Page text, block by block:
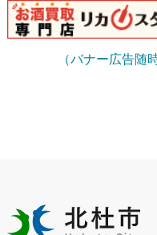
（バナー広告随